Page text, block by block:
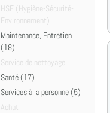
HSE (Hygiène-Sécurité-
Environnement)
Maintenance, Entretien
(18)
Service de nettoyage
Santé (17)
Services à la personne (5)
Achat